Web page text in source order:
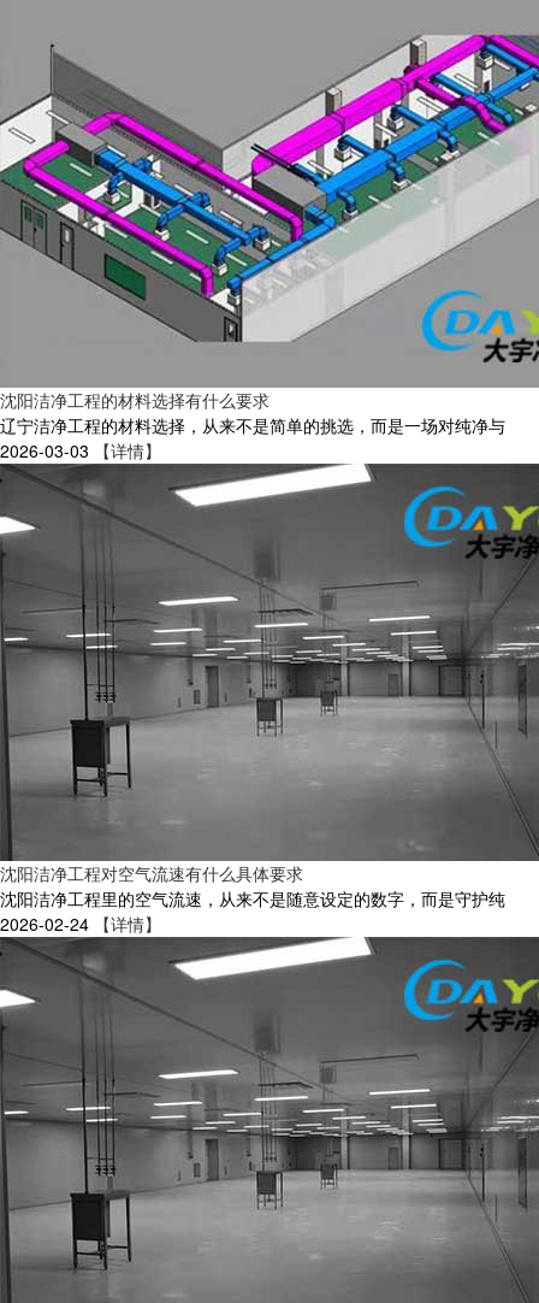
沈阳洁净工程的材料选择有什么要求
辽宁洁净工程的材料选择，从来不是简单的挑选，而是一场对纯净与
2026-03-03
【详情】
沈阳洁净工程对空气流速有什么具体要求
沈阳洁净工程里的空气流速，从来不是随意设定的数字，而是守护纯
2026-02-24 【详情】